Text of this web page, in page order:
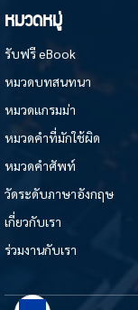
หมวดหมู่
รับฟรี eBook
หมวดบทสนทนา
หมวดแกรมม่า
หมวดคำที่มักใช้ผิด
หมวดคำศัพท์
วัดระดับภาษาอังกฤษ
เกี่ยวกับเรา
ร่วมงานกับเรา